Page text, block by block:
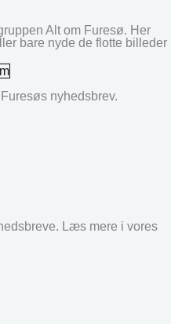
Alt om Furesø. Her
bare nyde de flotte billeder
nyhedsbrev.
Læs mere i vores